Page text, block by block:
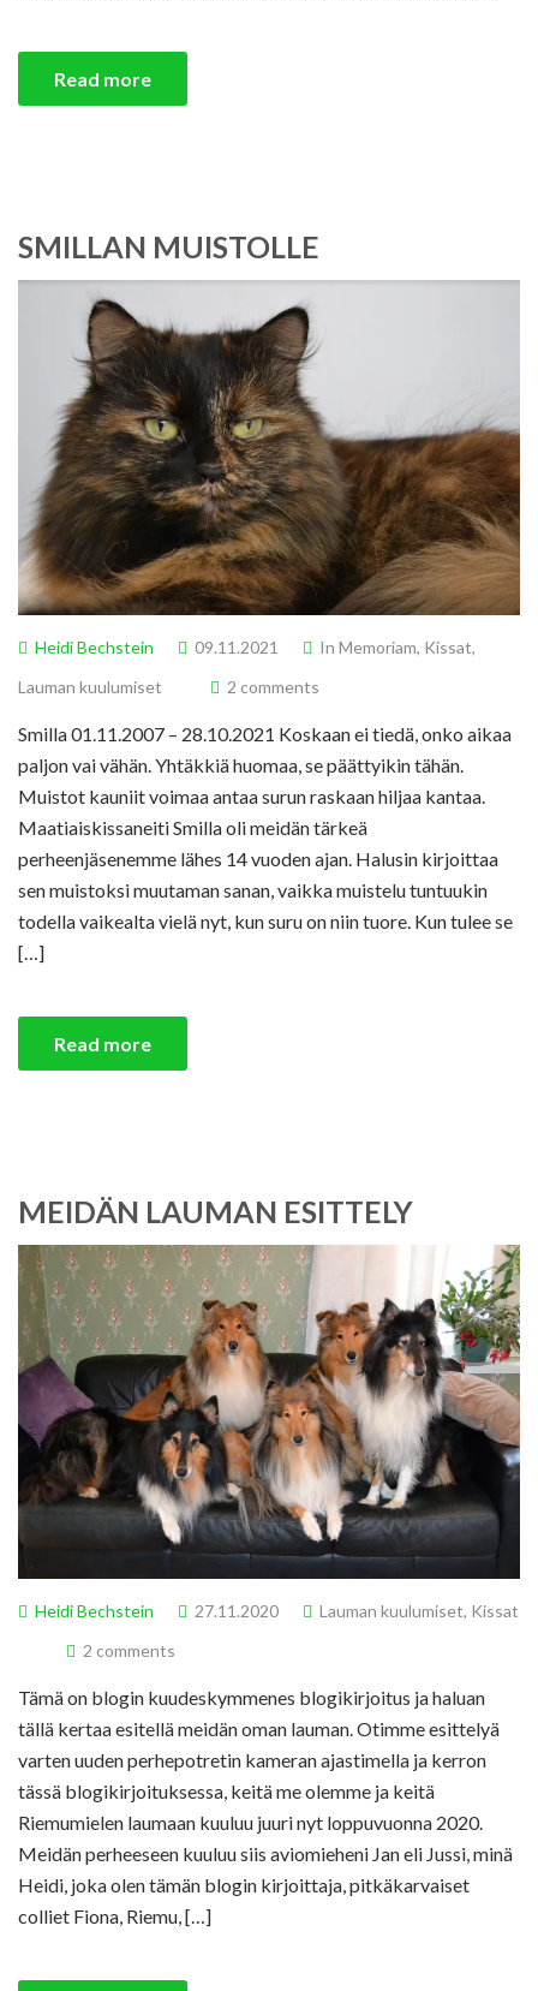
Read more
SMILLAN MUISTOLLE
Heidi Bechstein 09.11.2021 In Memoriam, Kissat,
Lauman kuulumiset
2 comments
Smilla 01.11.2007 – 28.10.2021 Koskaan ei tiedä, onko aikaa
paljon vai vähän. Yhtäkkiä huomaa, se päättyikin tähän.
Muistot kauniit voimaa antaa surun raskaan hiljaa kantaa.
Maatiaiskissaneiti Smilla oli meidän tärkeä
perheenjäsenemme lähes 14 vuoden ajan. Halusin kirjoittaa
sen muistoksi muutaman sanan, vaikka muistelu tuntuukin
todella vaikealta vielä nyt, kun suru on niin tuore. Kun tulee se
[…]
Read more
MEIDÄN LAUMAN ESITTELY
Heidi Bechstein 27.11.2020 Lauman kuulumiset, Kissat
2 comments
Tämä on blogin kuudeskymmenes blogikirjoitus ja haluan
tällä kertaa esitellä meidän oman lauman. Otimme esittelyä
varten uuden perhepotretin kameran ajastimella ja kerron
tässä blogikirjoituksessa, keitä me olemme ja keitä
Riemumielen laumaan kuuluu juuri nyt loppuvuonna 2020.
Meidän perheeseen kuuluu siis aviomieheni Jan eli Jussi, minä
Heidi, joka olen tämän blogin kirjoittaja, pitkäkarvaiset
colliet Fiona, Riemu, […]